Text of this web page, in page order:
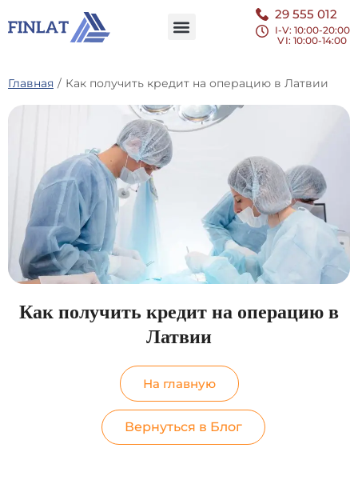
29 555 012
I-V: 10:00-20:00
VI: 10:00-14:00
Главная / Как получить кредит на операцию в Латвии
Как получить кредит на операцию в
Латвии
На главную
Вернуться в Блог